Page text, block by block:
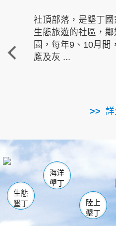
社頂部落，是墾丁
生態旅遊的社區，
園，每年9、10月間
鷹及灰 ...
海生館
恆春
龍鑾潭自然中心
瓊麻館
關山 墾
白砂
生態
墾丁
海洋
墾丁
陸上
墾丁